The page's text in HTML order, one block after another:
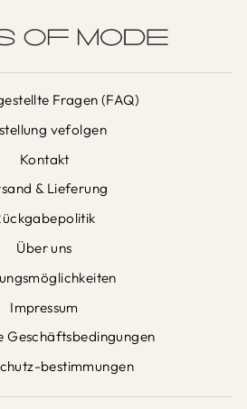
Fragen (FAQ)
vefolgen
Kontakt
& Lieferung
Über uns
Impressum
Geschäftsbedingungen
bestimmungen